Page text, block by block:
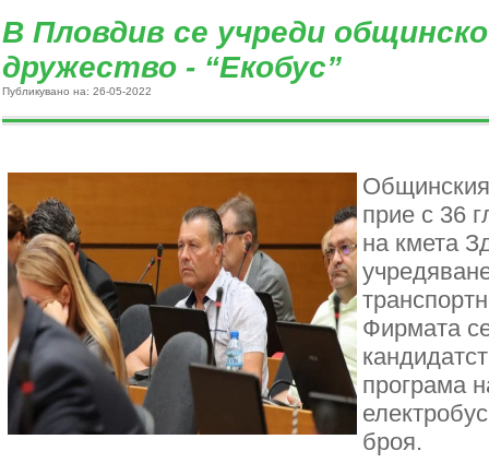
В Пловдив се учреди
дружество - “Екобус”
Публикувано на: 26-05-2022
прие с 36
на кмета
Фирмата
програма
броя.